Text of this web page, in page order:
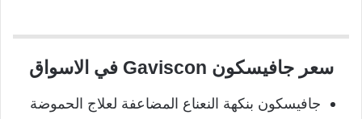
سعر جافيسكون Gaviscon في الاسواق
جافيسكون بنكهة النعناع المضاعفة لعلاج الحموضة